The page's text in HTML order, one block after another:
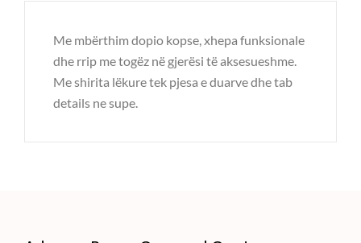
Me mbërthim dopio kopse, xhepa funksionale
dhe rrip me togëz në gjerësi të aksesueshme.
Me shirita lëkure tek pjesa e duarve dhe tab
details ne supe.